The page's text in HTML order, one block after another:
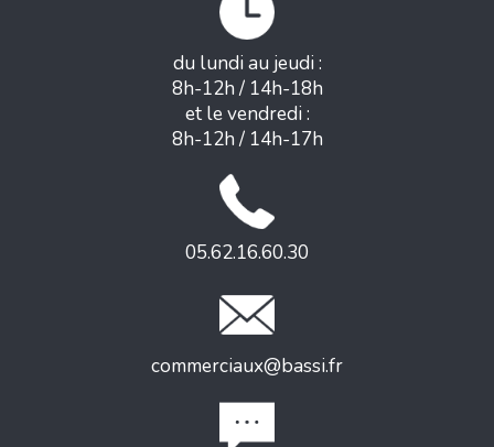
du lundi au jeudi :
8h-12h / 14h-18h
et le vendredi :
8h-12h / 14h-17h
05.62.16.60.30
commerciaux@bassi.fr